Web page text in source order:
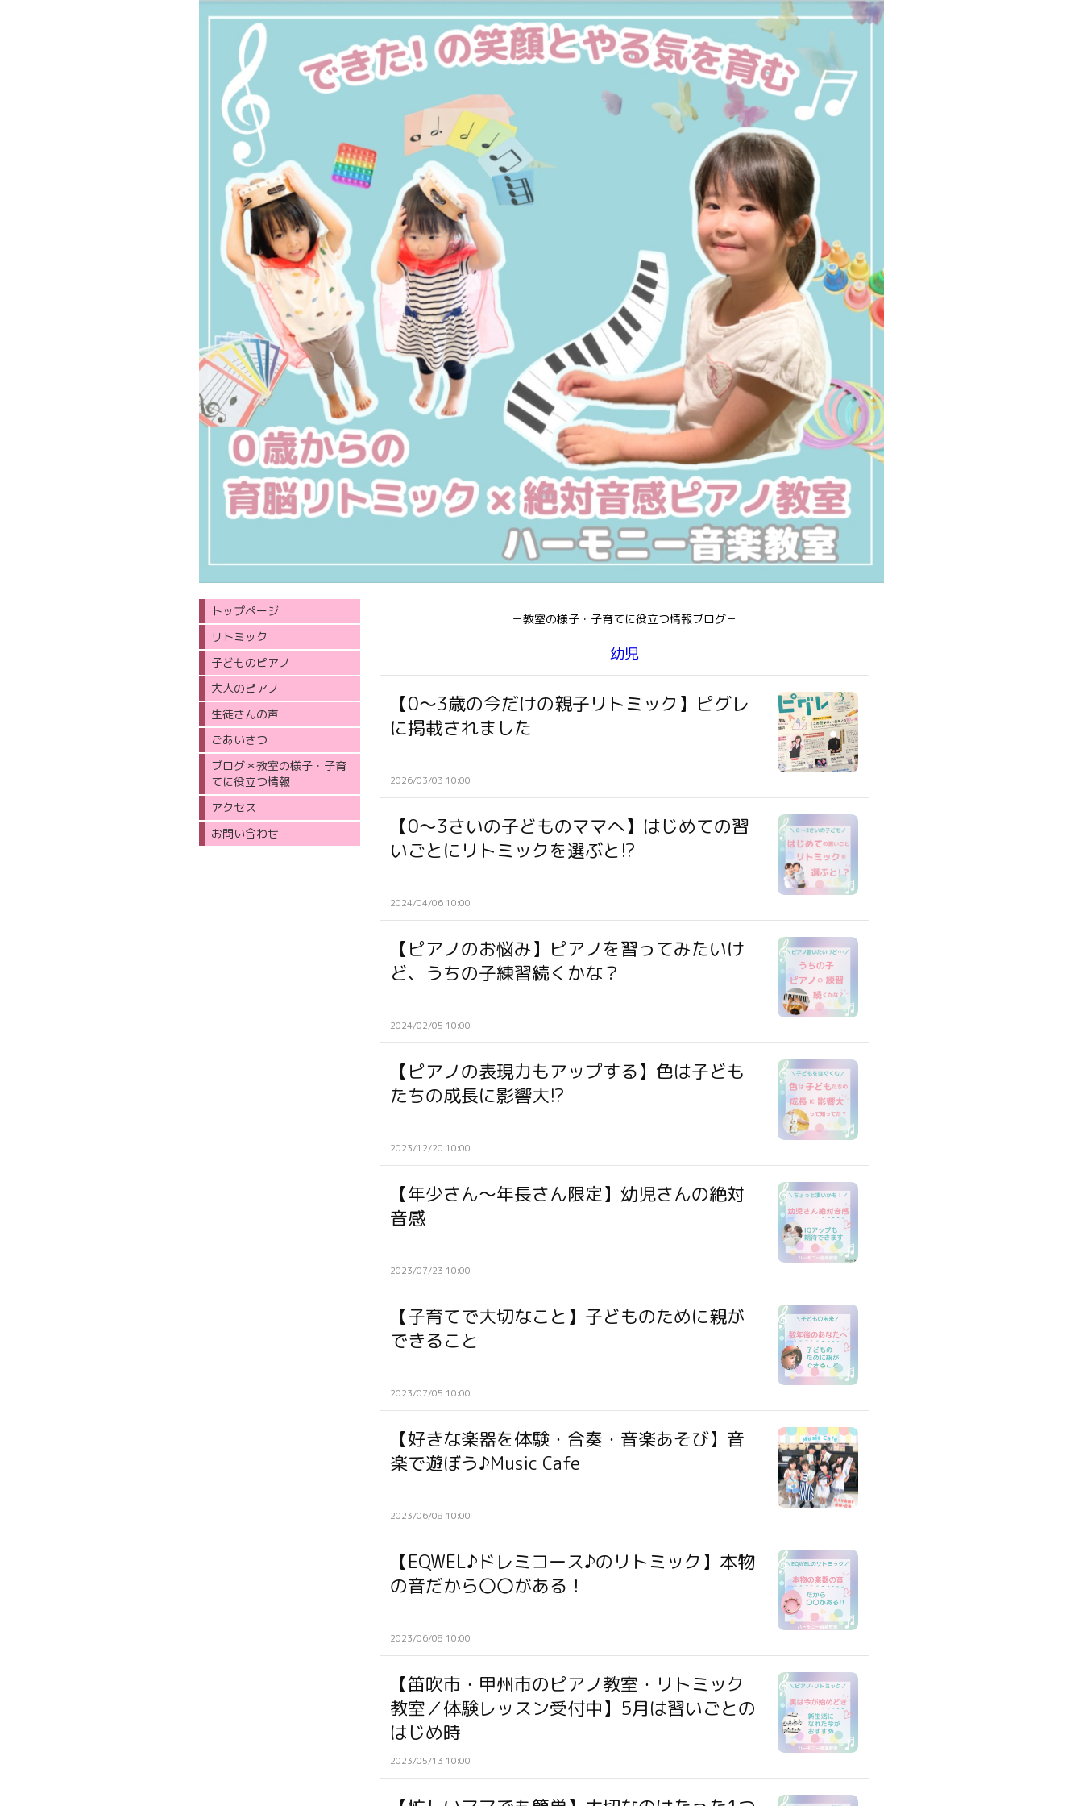
－教室の様子・子育てに役立つ情報ブログ－
幼児
【0〜3歳の今だけの親子リトミック】ピグレ
に掲載されました
2026/03/03 10:00
【0～3さいの子どものママへ】はじめての習
いごとにリトミックを選ぶと!?
2024/04/06 10:00
【ピアノのお悩み】ピアノを習ってみたいけ
ど、うちの子練習続くかな？
2024/02/05 10:00
【ピアノの表現力もアップする】色は子ども
たちの成長に影響大!?
2023/12/20 10:00
【年少さん～年長さん限定】幼児さんの絶対
音感
2023/07/23 10:00
【子育てで大切なこと】子どものために親が
できること
2023/07/05 10:00
【好きな楽器を体験・合奏・音楽あそび】音
楽で遊ぼう♪Music Cafe
2023/06/08 10:00
【EQWEL♪ドレミコース♪のリトミック】本物
の音だから〇〇がある！
2023/06/08 10:00
【笛吹市・甲州市のピアノ教室・リトミック
教室／体験レッスン受付中】5月は習いごとの
はじめ時
2023/05/13 10:00
トップページ
リトミック
子どものピアノ
大人のピアノ
生徒さんの声
ごあいさつ
ブログ＊教室の様子・子育
てに役立つ情報
アクセス
お問い合わせ